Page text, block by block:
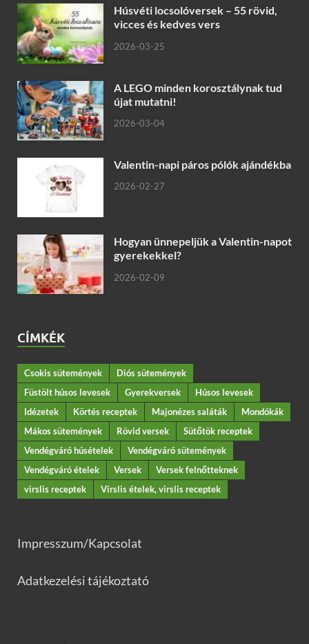
Húsvéti locsolóversek – 55 rövid,
vicces és kedves vers
2026-03-25
A LEGO minden korosztálynak tud
újat mutatni!
2026-03-04
Valentin-napi páros pólók ajándékba
2026-02-27
Hogyan ünnepeljük a Valentin-napot
gyerekekkel?
2026-02-09
CÍMKÉK
Csokis sütemények
Diós sütemények
Füstölt húsos levesek
Gyerekversek
Húsos levesek
Idézetek
Körtés receptek Majonézes saláták
Mondókák
Mákos sütemények
Rövid versek
Sütőtök receptek
Vendégváró húsételek
Vendégváró sütemények
Vendégváró ételek
Versek
Versek felnőtteknek
virslis receptek
Virslis ételek, virslis receptek
Impresszum/Kapcsolat
Adatkezelési tájékoztató